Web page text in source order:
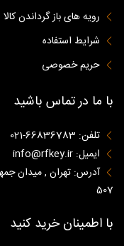
رویه های باز گرداندن کالا
شرایط استفاده
حریم خصوصی
با ما در تماس باشید
تلفن: 66836783-021
ایمیل: info@rfkey.ir
آدرس: تهران , میدان
507
با اطمینان خرید کنید